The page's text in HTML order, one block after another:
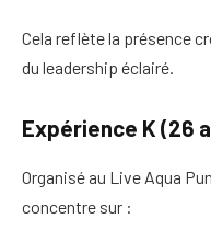
Cela reflète la présence
du leadership éclairé.
Expérience K (26
Organisé au Live Aqua
concentre sur :